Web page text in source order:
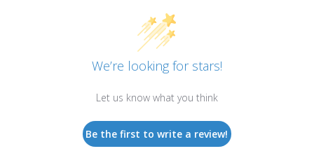
We’re looking for stars!
Let us know what you think
Be the first to write a review!